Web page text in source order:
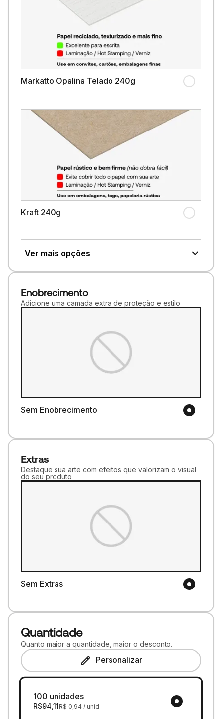
Markatto Opalina Telado 240g
Kraft 240g
Ver mais opções
Enobrecimento
Adicione uma camada extra de proteção e estilo
Sem Enobrecimento
Extras
Destaque sua arte com efeitos que valorizam o visual
do seu produto
Sem Extras
Quantidade
Quanto maior a quantidade, maior o desconto.
Personalizar
100 unidades
R$94,11R$ 0,94 / unid